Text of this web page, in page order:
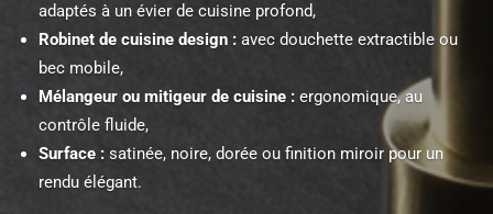
adaptés à un évier de cuisine profond,
Robinet de cuisine design : avec douchette extractible ou
bec mobile,
Mélangeur ou mitigeur de cuisine : ergonomique, au
contrôle fluide,
Surface : satinée, noire, dorée ou finition miroir pour un
rendu élégant.